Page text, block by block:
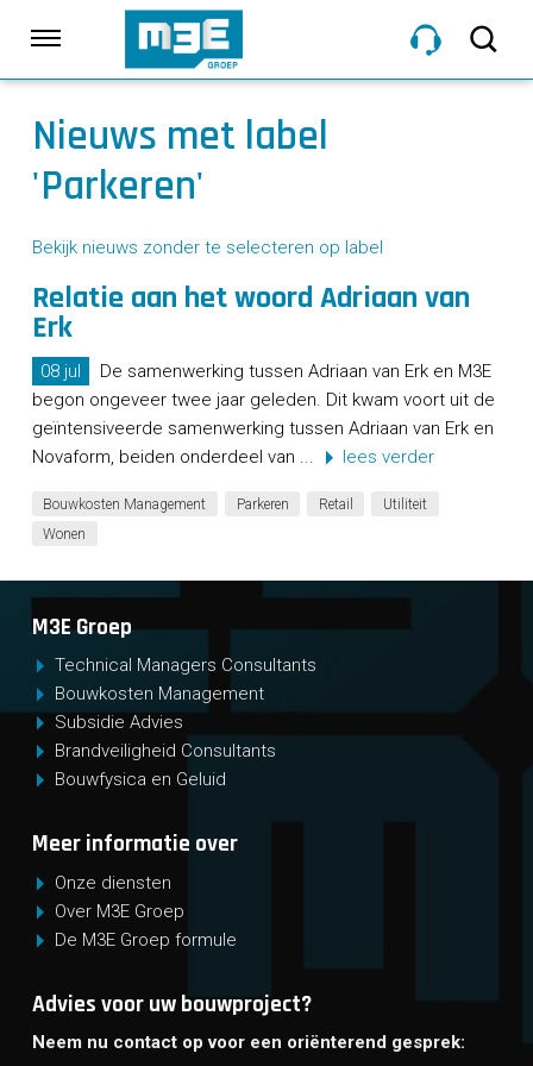
links
naar
de
inhoud
naar
HOME
DIENSTEN
PROJECTEN
OVER M3E
NIEUWS
CONTACT
Nieuws met label
'Parkeren'
Bekijk nieuws zonder te selecteren op label
Relatie aan het woord Adriaan van
Erk
08 jul
De samenwerking tussen Adriaan van Erk en M3E
begon ongeveer twee jaar geleden. Dit kwam voort uit de
geïntensiveerde samenwerking tussen Adriaan van Erk en
Novaform, beiden onderdeel van ...
lees verder
Bouwkosten Management Parkeren Retail
Utiliteit
Wonen
M3E Groep
Technical Managers Consultants
Bouwkosten Management
Subsidie Advies
Brandveiligheid Consultants
Bouwfysica en Geluid
Meer informatie over
Onze diensten
Over M3E Groep
De M3E Groep formule
Advies voor uw bouwproject?
Neem nu contact op voor een oriënterend gesprek: